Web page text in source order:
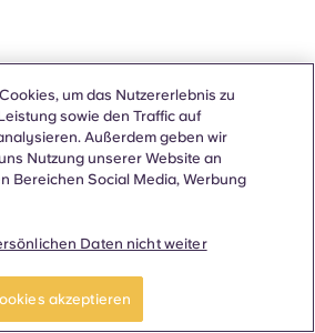
um das Nutzererlebnis zu
sowie den Traffic auf
Außerdem geben wir
Nutzung unserer Website an
Bereichen Social Media, Werbung
Daten nicht weiter
akzeptieren